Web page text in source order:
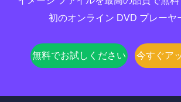
初のオンライン DVD プレーヤ
無料でお試しください 今すぐア